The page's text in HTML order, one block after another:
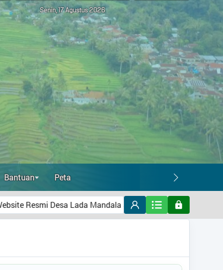
Senin, 17 Agustus 2026
Bantuan Peta
Mandala Jaya Kecamatan Pangkalan Lada Kabupaten
Tidak Ada di Kantor
ARI WIBISONO, SE
Kaur umum
Tidak Ada di Kantor
NUR FAJARWATI
kaur keuangan
Tidak Ada di Kantor
SRI SUSANTO
kepala dusun I
Tidak Ada di Kantor
AHMAD RIFA'I
Kepala Dusun II
Kepala Dusun III
Tidak Ada di Kantor
ANI ASMAUL KHUSNAH
STAF PEMERINTAHAN
STAF KESRA
Tidak Ada di Kantor